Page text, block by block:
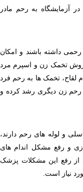
به رحم مادر
داشته باشند و امکان
تخمک زن و اسپرم مرد
تخمک ها به رحم فرد
زن دیگری رشد کرده و
و لوله های رحم دارند،
رفع مشکل اندام های
رفع این مشکلات پزشک